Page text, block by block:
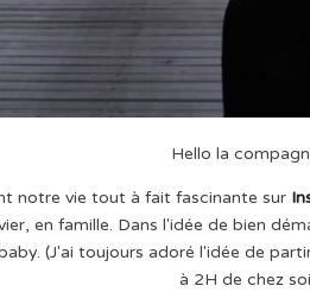
Hello la
notre vie tout à fait fascinante sur
en famille. Dans l'idée de bien
(J'ai toujours adoré l'idée de
à 2H de chez